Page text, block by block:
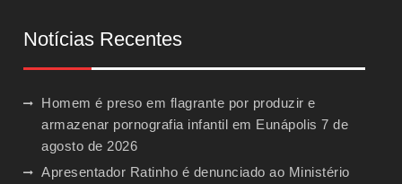
Notícias Recentes
Homem é preso em flagrante por produzir e
armazenar pornografia infantil em Eunápolis 7 de
agosto de 2026
Apresentador Ratinho é denunciado ao Ministério